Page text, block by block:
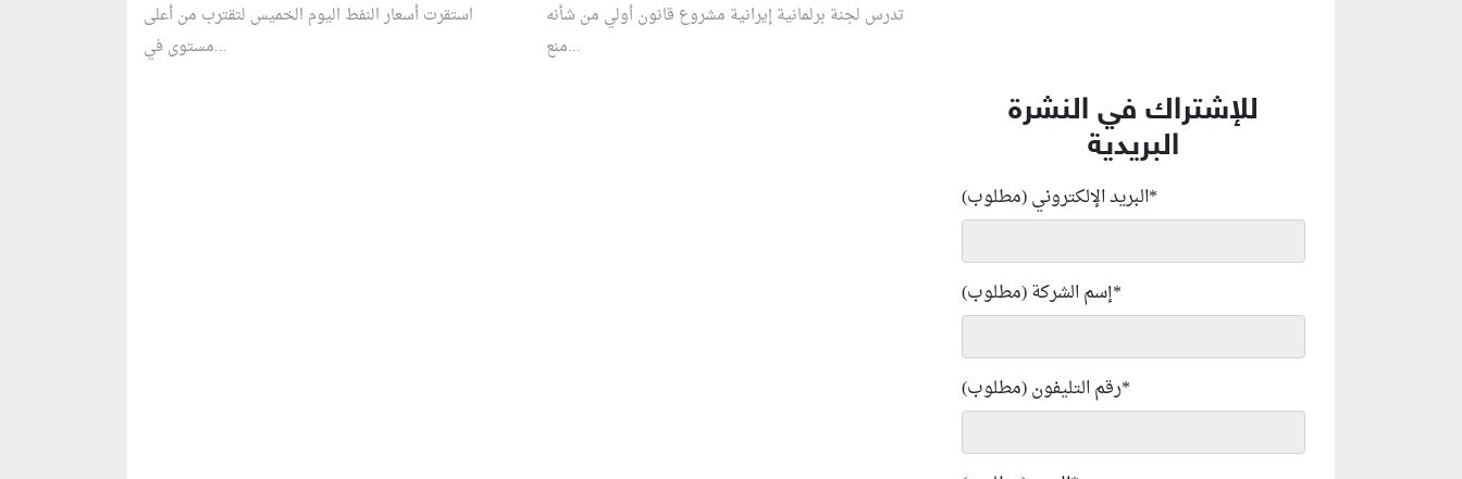
استقرت أسعار النفط اليوم الخميس لتقترب من أعلى
مستوى في...
تدرس لجنة برلمانية إيرانية مشروع قانون ⁠أولي من شأنه
منع...
للإشتراك في النشرة
البريدية
البريد الإلكتروني (مطلوب)*
إسم الشركة (مطلوب)*
رقم التليفون (مطلوب)*